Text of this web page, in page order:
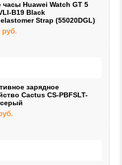
Huawei Watch GT 5
B19 Black
Strap (55020DGL)
руб.
зарядное
Cactus CS-PBFSLT-